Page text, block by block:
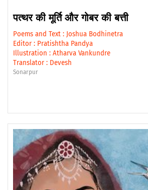
पत्थर की मूर्ति और गोबर की बत्ती
Poems and Text : Joshua Bodhinetra
Editor : Pratishtha Pandya
Illustration : Atharva Vankundre
Translator : Devesh
Sonarpur